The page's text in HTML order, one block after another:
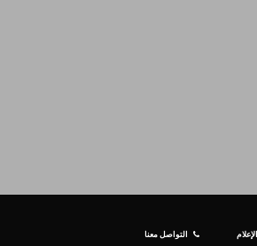
التواصل معنا